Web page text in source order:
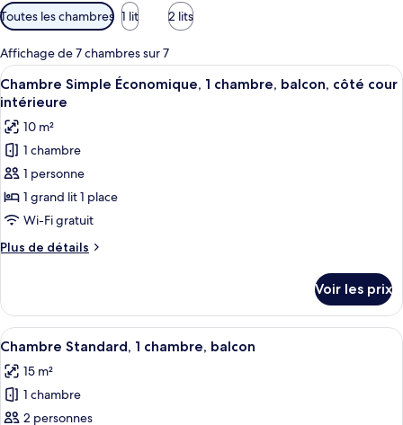
Filtres
disponibles
pour
les
chambres
Toutes les chambres 1 lit 2 lits
Affichage de 7 chambres sur 7
Afficher
toutes
les
photos
pour
ce
type
de
chambre :
Chambre
Économique,
chambre,
balcon,
côté
cour
Une chambre d’hôtel moderne
8
Chambre Simple Économique, 1 chambre, balcon, côté cour
intérieure
10 m²
1 chambre
1 personne
1 grand lit 1 place
Wi-Fi gratuit
Plus de détails
Plus
le
type
de
Chambre
Simple
Économique,
Voir les prix
Afficher
toutes
les
photos
pour
Une chambre d’hôtel avec un lit,
8
Chambre Standard, 1 chambre, balcon
15 m²
1 chambre
2 personnes